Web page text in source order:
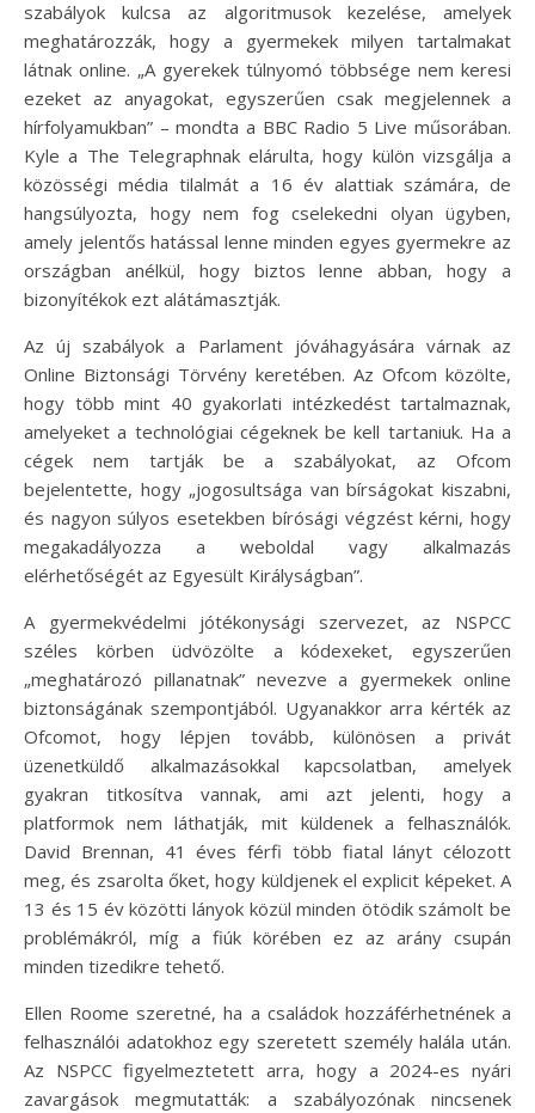
szabályok kulcsa az algoritmusok kezelése, amelyek
meghatározzák, hogy a gyermekek milyen tartalmakat
látnak online. „A gyerekek túlnyomó többsége nem keresi
ezeket az anyagokat, egyszerűen csak megjelennek a
hírfolyamukban” – mondta a BBC Radio 5 Live műsorában.
Kyle a The Telegraphnak elárulta, hogy külön vizsgálja a
közösségi média tilalmát a 16 év alattiak számára, de
hangsúlyozta, hogy nem fog cselekedni olyan ügyben,
amely jelentős hatással lenne minden egyes gyermekre az
országban anélkül, hogy biztos lenne abban, hogy a
bizonyítékok ezt alátámasztják.
Az új szabályok a Parlament jóváhagyására várnak az
Online Biztonsági Törvény keretében. Az Ofcom közölte,
hogy több mint 40 gyakorlati intézkedést tartalmaznak,
amelyeket a technológiai cégeknek be kell tartaniuk. Ha a
cégek nem tartják be a szabályokat, az Ofcom
bejelentette, hogy „jogosultsága van bírságokat kiszabni,
és nagyon súlyos esetekben bírósági végzést kérni, hogy
megakadályozza a weboldal vagy alkalmazás
elérhetőségét az Egyesült Királyságban”.
A gyermekvédelmi jótékonysági szervezet, az NSPCC
széles körben üdvözölte a kódexeket, egyszerűen
„meghatározó pillanatnak” nevezve a gyermekek online
biztonságának szempontjából. Ugyanakkor arra kérték az
Ofcomot, hogy lépjen tovább, különösen a privát
üzenetküldő alkalmazásokkal kapcsolatban, amelyek
gyakran titkosítva vannak, ami azt jelenti, hogy a
platformok nem láthatják, mit küldenek a felhasználók.
David Brennan, 41 éves férfi több fiatal lányt célozott
meg, és zsarolta őket, hogy küldjenek el explicit képeket. A
13 és 15 év közötti lányok közül minden ötödik számolt be
problémákról, míg a fiúk körében ez az arány csupán
minden tizedikre tehető.
Ellen Roome szeretné, ha a családok hozzáférhetnének a
felhasználói adatokhoz egy szeretett személy halála után.
Az NSPCC figyelmeztetett arra, hogy a 2024-es nyári
zavargások megmutatták: a szabályozónak nincsenek